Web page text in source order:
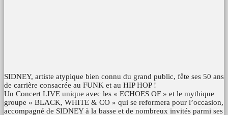
SIDNEY, artiste atypique bien connu du grand public, fête ses 50 ans
de carrière consacrée au FUNK et au HIP HOP !
Un Concert LIVE unique avec les « ECHOES OF » et le mythique
groupe « BLACK, WHITE & CO » qui se reformera pour l’occasion,
accompagné de SIDNEY à la basse et de nombreux invités parmi ses